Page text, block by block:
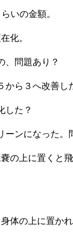
いの金額。
化。
、問題あり？
から３へ改善し
した？
ーンになった。
の上に置くと
体の上に置か